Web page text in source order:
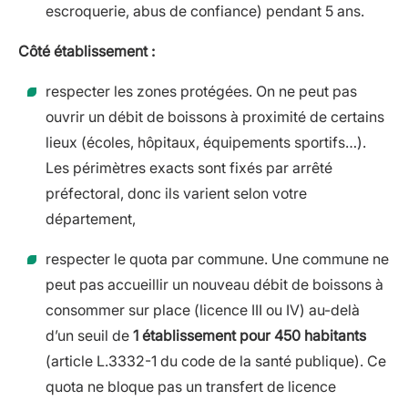
escroquerie, abus de confiance) pendant 5 ans.
Côté établissement :
respecter les zones protégées. On ne peut pas
ouvrir un débit de boissons à proximité de certains
lieux (écoles, hôpitaux, équipements sportifs…).
Les périmètres exacts sont fixés par arrêté
préfectoral, donc ils varient selon votre
département,
respecter le quota par commune. Une commune ne
peut pas accueillir un nouveau débit de boissons à
consommer sur place (licence III ou IV) au-delà
d’un seuil de 1 établissement pour 450 habitants
(article L.3332-1 du code de la santé publique). Ce
quota ne bloque pas un transfert de licence